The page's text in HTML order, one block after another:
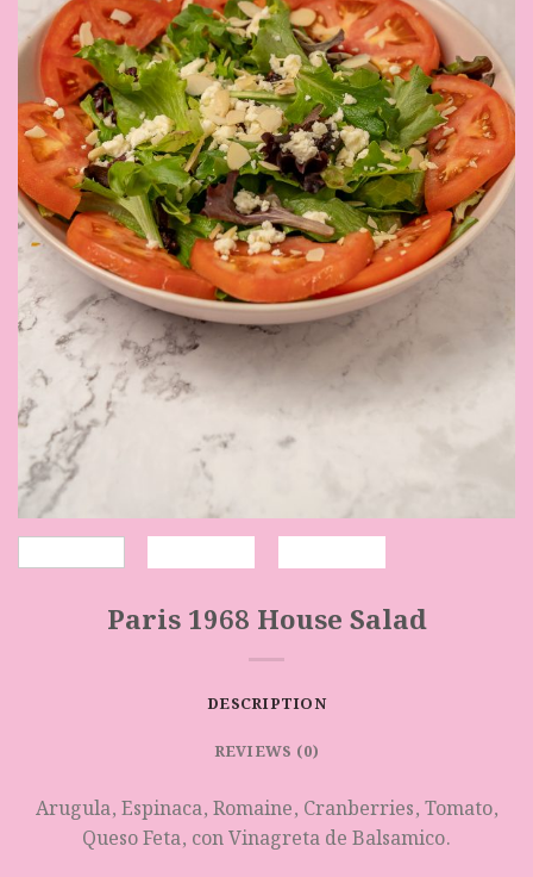
Paris 1968 House Salad
DESCRIPTION
REVIEWS (0)
Arugula, Espinaca, Romaine, Cranberries, Tomato,
Queso Feta, con Vinagreta de Balsamico.